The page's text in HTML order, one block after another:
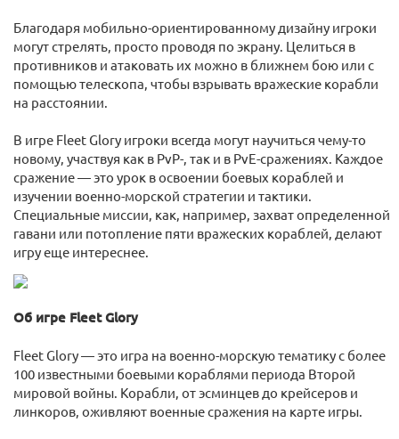
Благодаря мобильно-ориентированному дизайну игроки
могут стрелять, просто проводя по экрану. Целиться в
противников и атаковать их можно в ближнем бою или с
помощью телескопа, чтобы взрывать вражеские корабли
на расстоянии.
В игре Fleet Glory игроки всегда могут научиться чему-то
новому, участвуя как в PvP-, так и в PvE-сражениях. Каждое
сражение — это урок в освоении боевых кораблей и
изучении военно-морской стратегии и тактики.
Специальные миссии, как, например, захват определенной
гавани или потопление пяти вражеских кораблей, делают
игру еще интереснее.
Об игре Fleet Glory
Fleet Glory — это игра на военно-морскую тематику с более
100 известными боевыми кораблями периода Второй
мировой войны. Корабли, от эсминцев до крейсеров и
линкоров, оживляют военные сражения на карте игры.